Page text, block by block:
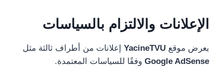
الإعلانات والالتزام بالسياسات
يعرض موقع YacineTVU إعلانات من أطراف ثالثة مثل
Google AdSense وفقًا للسياسات المعتمدة.